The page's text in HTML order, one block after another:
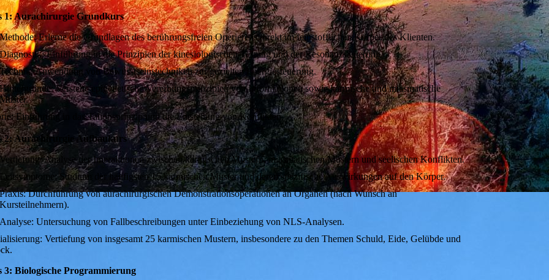
1: Aurachirurgie Grundkurs
Methode: Erlerne die Grundlagen des berührungsfreien Operierens direkt im feinstofflichen Körper des Klienten.
Diagnostik: Einführung in die Prinzipien der kinesiologischen Testung und der Resonanzsteuerung.
Technik: Anwendung von Bewusstseinstechniken zur gezielten Energiesteuerung.
Hintergründe: Verstehe epigenetische Vererbungsprinzipien von Informationen sowie karmische und miasmatische
Muster.
Einführung in das Talionsprinzip und die Entstehung von Konflikten.
2: Aurachirurgie Aufbaukurs
Vertiefung: Analyse der Interaktionen zwischen karmischen Mustern, miasmatischen Mustern und seelischen Konflikten.
Leitsymptome: Studium der häufigsten 15 karmischen Muster und deren spezifische Auswirkungen auf den Körper.
Praxis: Durchführung von aurachirurgischen Demonstrationsoperationen an Organen (nach Wunsch an
Kursteilnehmern).
Analyse: Untersuchung von Fallbeschreibungen unter Einbeziehung von NLS-Analysen.
Vertiefung von insgesamt 25 karmischen Mustern, insbesondere zu den Themen Schuld, Eide, Gelübde und
3: Biologische Programmierung